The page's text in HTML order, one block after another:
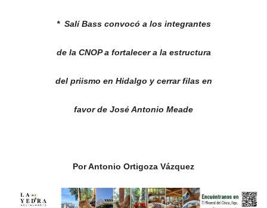
* Salí Bass convocó a los integrantes
de la CNOP a fortalecer a la estructura
del priismo en Hidalgo y cerrar filas en
favor de José Antonio Meade
Por Antonio Ortigoza Vázquez